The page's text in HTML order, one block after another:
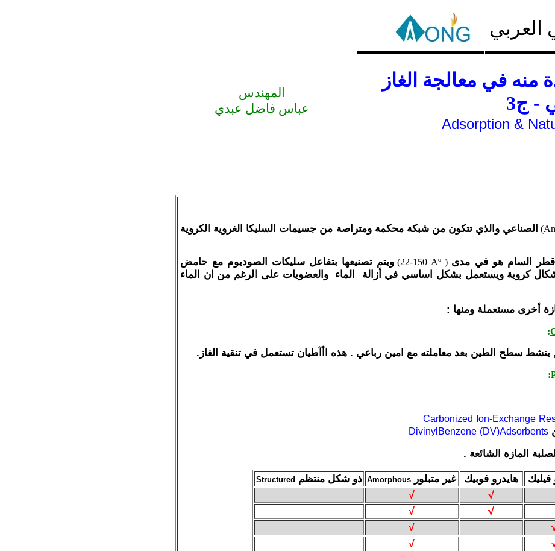
العربي
منه في معالجة الغاز
- ج3
Adsorption &
المهندس
عباس فاضل عبدي
) الصناعي والذي تتكون من شبكة محكمة ومتراصة من جسيمات السليكا الغروية الكروية
قطر السام هو في مدى (
22-150 Aº
)ويتم تصنيعها بتفاعل سليكات الصوديوم مع حامض
كروية ويستعمل بشكل اساسي في أزالة الماء والعضويات على الرغم من ان الماء
أخرى مستعملة ومنها :
:
ينشط سطح الطين بعد معاملته مع امين رباعي . هذه اأآطيان تستعمل في تنقية الغاز.
:
Carbonized Ion-Exchange
DivinylBenzene (DV)Adsorbents
المازة الشائعة .
فيليك هايدرو فوبيك غير متبلور Amorphous ذو شكل منتظم Structured
√
√
√
√
√
√